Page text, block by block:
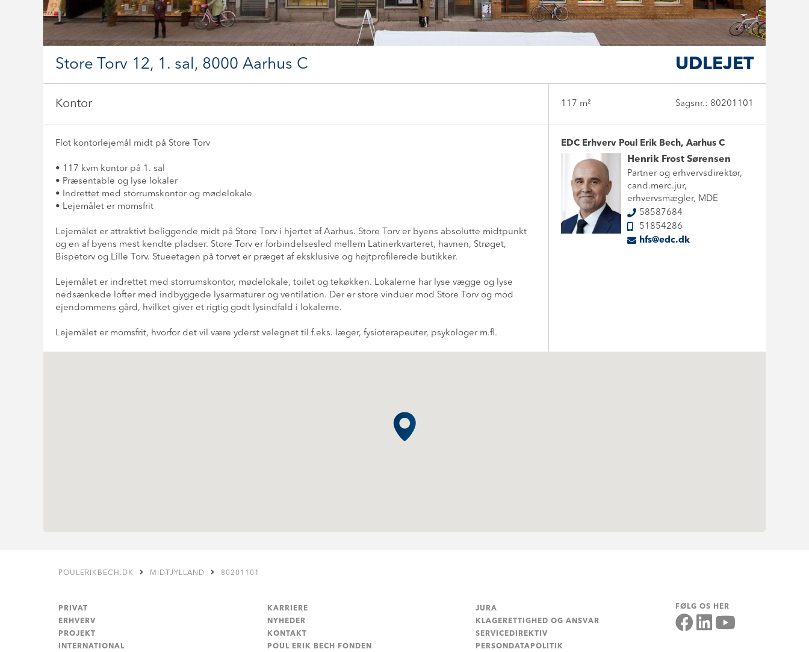
UDLEJET
Store Torv 12, 1. sal, 8000 Aarhus C
Kontor 117 m² Sagsnr.: 80201101
Flot kontorlejemål midt på Store Torv
• 117 kvm kontor på 1. sal
• Præsentable og lyse lokaler
• Indrettet med storrumskontor og mødelokale
• Lejemålet er momsfrit
Lejemålet er attraktivt beliggende midt på Store Torv i hjertet af Aarhus. Store Torv er byens absolutte midtpunkt
og en af byens mest kendte pladser. Store Torv er forbindelsesled mellem Latinerkvarteret, havnen, Strøget,
Bispetorv og Lille Torv. Stueetagen på torvet er præget af eksklusive og højtprofilerede butikker.
Lejemålet er indrettet med storrumskontor, mødelokale, toilet og tekøkken. Lokalerne har lyse vægge og lyse
nedsænkede lofter med indbyggede lysarmaturer og ventilation. Der er store vinduer mod Store Torv og mod
ejendommens gård, hvilket giver et rigtig godt lysindfald i lokalerne.
Lejemålet er momsfrit, hvorfor det vil være yderst velegnet til f.eks. læger, fysioterapeuter, psykologer m.fl.
EDC Erhverv Poul Erik Bech, Aarhus C
Henrik Frost Sørensen
Partner og erhvervsdirektør,
cand.merc.jur,
erhvervsmægler, MDE
58587684
51854286
hfs@edc.dk
POULERIKBECH.DK MIDTJYLLAND 80201101
PRIVAT
ERHVERV
PROJEKT
INTERNATIONAL
KARRIERE
NYHEDER
KONTAKT
POUL ERIK BECH FONDEN
JURA
KLAGERETTIGHED OG ANSVAR
SERVICEDIREKTIV
PERSONDATAPOLITIK
FØLG OS HER